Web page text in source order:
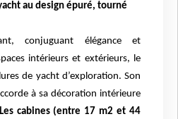
au design épuré, tourné
conjuguant élégance et
intérieurs et extérieurs, le
de yacht d’exploration. Son
à sa décoration intérieure
cabines (entre 17 m2 et 44